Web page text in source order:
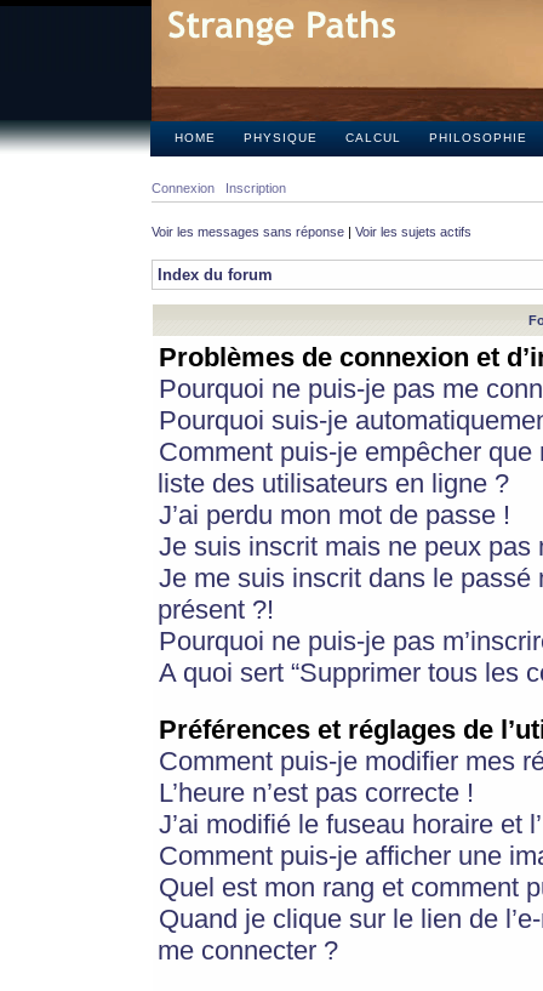
HOME PHYSIQUE CALCUL PHILOSOPHIE
Connexion Inscription
Voir les messages sans réponse | Voir les sujets actifs
Index du forum
Problèmes de connexion et
Pourquoi ne puis-je pas me
Pourquoi suis-je
Comment puis-je empêcher
liste des utilisateurs en ligne ?
J’ai perdu mon mot de passe !
Je suis inscrit mais ne peux pas
Je me suis inscrit dans le
présent ?!
Pourquoi ne puis-je pas
A quoi sert “Supprimer tous les
Préférences et réglages de
Comment puis-je modifier mes
L’heure n’est pas correcte !
J’ai modifié le fuseau horaire et
Comment puis-je afficher une
Quel est mon rang et comment
Quand je clique sur le lien de
me connecter ?